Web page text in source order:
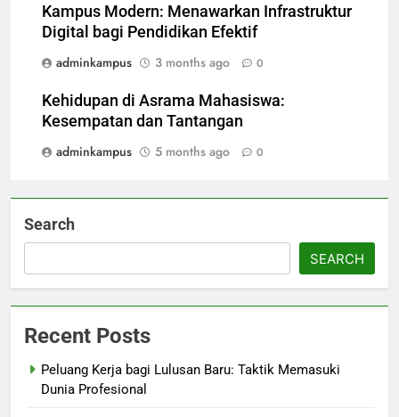
Kampus Modern: Menawarkan Infrastruktur
Digital bagi Pendidikan Efektif
adminkampus
3 months ago 0
Kehidupan di Asrama Mahasiswa:
Kesempatan dan Tantangan
adminkampus
5 months ago 0
Search
SEARCH
Recent Posts
Peluang Kerja bagi Lulusan Baru: Taktik Memasuki
Dunia Profesional